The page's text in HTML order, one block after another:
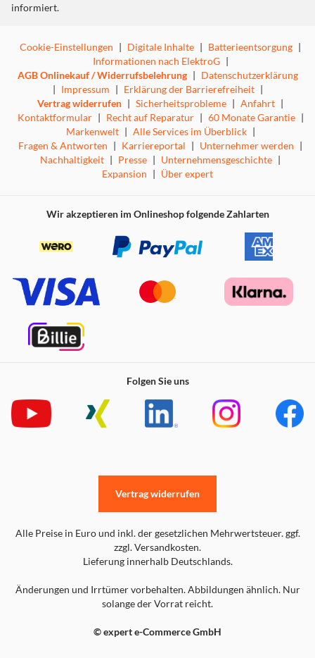
informiert.
Cookie-Einstellungen | Digitale Inhalte | Batterieentsorgung |
Informationen nach ElektroG |
AGB Onlinekauf / Widerrufsbelehrung | Datenschutzerklärung
| Impressum | Erklärung der Barrierefreiheit |
Vertrag widerrufen | Sicherheitsprobleme | Anfahrt |
Kontaktformular | Recht auf Reparatur | 60 Monate Garantie |
Markenwelt | Alle Services im Überblick |
Fragen & Antworten | Karriereportal | Unternehmer werden |
Nachhaltigkeit | Presse | Unternehmensgeschichte |
Expansion | Über expert
Wir akzeptieren im Onlineshop folgende Zahlarten
Folgen Sie uns
Alle Preise in Euro und inkl. der gesetzlichen Mehrwertsteuer. ggf.
zzgl. Versandkosten.
Lieferung innerhalb Deutschlands.
Änderungen und Irrtümer vorbehalten. Abbildungen ähnlich. Nur
solange der Vorrat reicht.
© expert e-Commerce GmbH
Vertrag widerrufen